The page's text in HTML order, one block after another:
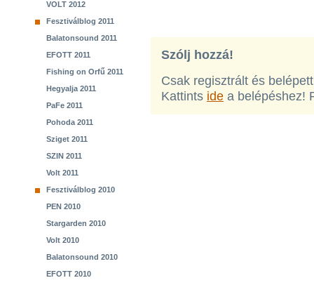
VOLT 2012
Fesztiválblog 2011
Balatonsound 2011
EFOTT 2011
Fishing on Orfű 2011
Hegyalja 2011
PaFe 2011
Pohoda 2011
Sziget 2011
SZIN 2011
Volt 2011
Fesztiválblog 2010
PEN 2010
Stargarden 2010
Volt 2010
Balatonsound 2010
EFOTT 2010
Szólj hozzá!
Csak regisztrált és
Kattints ide a belépéshez!